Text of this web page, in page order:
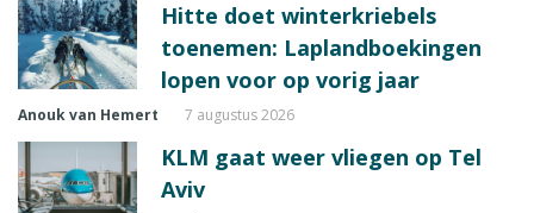
Hitte doet winterkriebels
toenemen: Laplandboekingen
lopen voor op vorig jaar
Anouk van Hemert 7 augustus 2026
KLM gaat weer vliegen op Tel
Aviv